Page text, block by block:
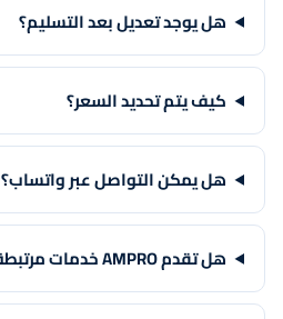
هل يوجد تعديل بعد التسليم؟
كيف يتم تحديد السعر؟
هل يمكن التواصل عبر واتساب؟
هل تقدم AMPRO خدمات مرتبطة؟